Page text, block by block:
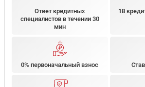
Ответ кредитных
специалистов в течении 30
мин
18
0% первоначальный взнос